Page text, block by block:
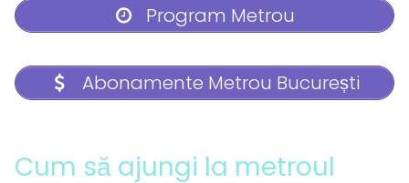
Program Metrou
Abonamente Metrou București
Cum să ajungi la metroul